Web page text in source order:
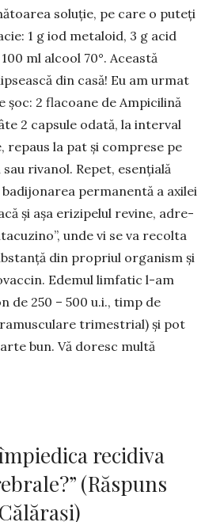
soluție, pe care o puteți
1 g iod metaloid, 3 g acid
ml alcool 70°. Această
din casă! Eu am urmat
2 flacoane de Ampici­lină
2 capsule odată, la in­terval
repaus la pat și com­prese pe
ri­va­nol. Repet, esen­țială
per­ma­nentă a axilei
și așa erizipelul revine, adre­
unde vi se va recolta
din pro­priul or­ga­nism și
Ede­mul limfatic l-am
de 250 – 500 u.i., timp de
tri­mes­trial) și pot
bun. Vă doresc multă
recidiva
(Răspuns